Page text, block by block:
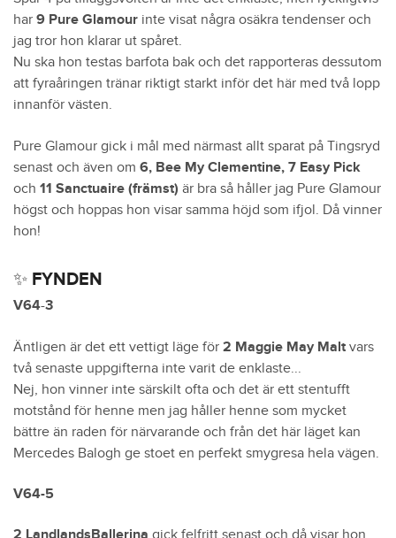
har 9 Pure Glamour inte visat några osäkra tendenser och
jag tror hon klarar ut spåret.
Nu ska hon testas barfota bak och det rapporteras dessutom
att fyraåringen tränar riktigt starkt inför det här med två lopp
innanför västen.
Pure Glamour gick i mål med närmast allt sparat på Tingsryd
senast och även om 6, Bee My Clementine, 7 Easy Pick
och 11 Sanctuaire (främst) är bra så håller jag Pure Glamour
högst och hoppas hon visar samma höjd som ifjol. Då vinner
hon!
✨ FYNDEN
V64-3
Äntligen är det ett vettigt läge för 2 Maggie May Maltvars
två senaste uppgifterna inte varit de enklaste...
Nej, hon vinner inte särskilt ofta och det är ett stentufft
motstånd för henne men jag håller henne som mycket
bättre än raden för närvarande och från det här läget kan
Mercedes Balogh ge stoet en perfekt smygresa hela vägen.
V64-5